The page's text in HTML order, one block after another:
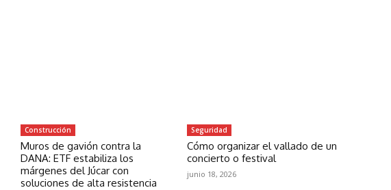
Construcción
Muros de gavión contra la
DANA: ETF estabiliza los
márgenes del Júcar con
soluciones de alta resistencia
Seguridad
Cómo organizar el vallado de un
concierto o festival
junio 18, 2026